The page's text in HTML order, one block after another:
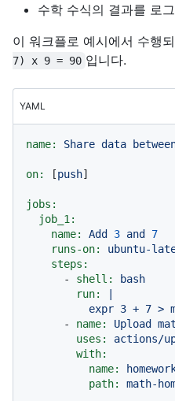
수학 수식의 결과를 로
이 워크플로 예시에서 수행
7) x 9 = 90 입니다.
YAML
name: Share data
on: [push]
jobs:
job_1:
name:
Add 3 and
7
runs-on:
ubuntu-
steps:
-
shell:
bash
run:
-
name: Upload
uses:
actions/
with:
name:
path:
math-